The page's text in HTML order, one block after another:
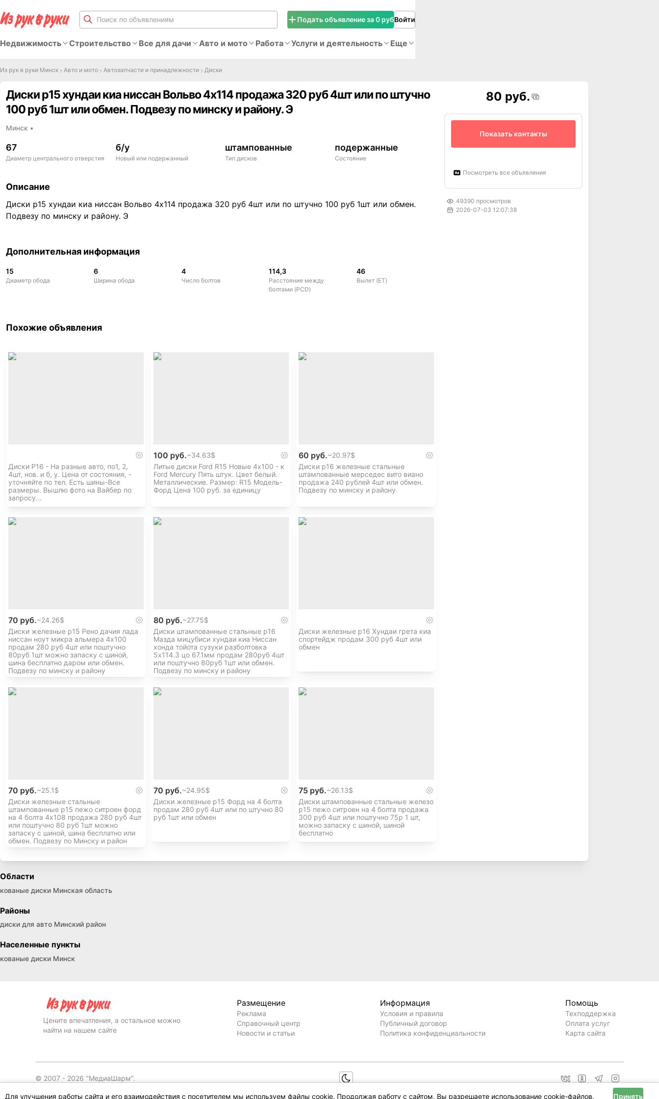
Подать объявление за 0 рубВойти
Недвижимость Строительство Все для дачи Авто и мото Работа Услуги и деятельность Еще
Из рук в руки Минск Авто и мото Автозапчасти и принадлежности Диски
Диски р15 хундаи киа ниссан Вольво 4х114 продажа 320 руб 4шт или по штучно
100 руб 1шт или обмен. Подвезу по минску и району. Э
Минск ▪
67
Диаметр центрального отверстия
б/у
Новый или подержанный
штампованные
Тип дисков
подержанные
Состояние
Описание
Диски р15 хундаи киа ниссан Вольво 4х114 продажа 320 руб 4шт или по штучно 100 руб 1шт или обмен.
Подвезу по минску и району. Э
Дополнительная информация
15
Диаметр обода
6
Ширина обода
4
Число болтов
114,3
Расстояние между
болтами (PCD)
46
Вылет (ET)
Похожие объявления
Диски Р16 - На разные авто, по1, 2,
4шт, нов. и б, у. Цена от состояния, -
уточняйте по тел. Есть шины-Все
размеры. Вышлю фото на Вайбер по
запросу...
100 руб.~34.63$
Литые диски Ford R15 Новые 4x100 - к
Ford Mercury Пять штук. Цвет белый.
Металлические. Размер: R15 Модель-
Форд Цена 100 руб. за единицу
60 руб.~20.97$
Диски р16 железные стальные
штампованные мерседес вито виано
продажа 240 рублей 4шт или обмен.
Подвезу по минску и району
70 руб.~24.26$
Диски железные р15 Рено дачия лада
ниссан ноут микра альмера 4х100
продам 280 руб 4шт или поштучно
80руб 1шт можно запаску с шиной,
шина бесплатно даром или обмен.
Подвезу по минску и району
80 руб.~27.75$
Диски штампованные стальные р16
Мазда мицубиси хундаи киа Ниссан
хонда тойота сузуки разболтовка
5х114.3 цо 67.1мм продам 280руб 4шт
или поштучно 80руб 1шт или обмен.
Подвезу по минску и району
Диски железные р16 Хундаи грета киа
спортейдж продам 300 руб 4шт или
обмен
70 руб.~25.1$
Диски железные стальные
штампованные р15 пежо ситроен форд
на 4 болта 4х108 продажа 280 руб 4шт
или поштучно 80 руб 1шт можно
запаску с шиной, шина бесплатно или
обмен. Подвезу по Минску и район
70 руб.~24.95$
Диски железные р15 Форд на 4 болта
продам 280 руб 4шт или по штучно 80
руб 1шт или обмен
75 руб.~26.13$
Диски штампованные стальные железо
р15 пежо ситроен на 4 болта продажа
300 руб 4шт или поштучно 75р 1 шт,
можно запаску с шиной, шиной
бесплатно
80 руб.
Показать контакты
Посмотреть все объявления
49390 просмотров
2026-07-03 12:07:38
Области
кованые диски Минская область
Районы
диски для авто Минский район
Населенные пункты
кованые диски Минск
Для улучшения работы сайта и его взаимодействия с посетителем мы используем файлы cookie. Продолжая работу с сайтом, Вы разрешаете использование cookie-файлов. Принять
Цените впечатления, а остальное можно
найти на нашем сайте
Размещение
Реклама
Справочный центр
Новости и статьи
Информация
Условия и правила
Публичный договор
Политика конфиденциальности
Помощь
Техподдержка
Оплата услуг
Карта сайта
© 2007 - 2026 "МедиаШарм".